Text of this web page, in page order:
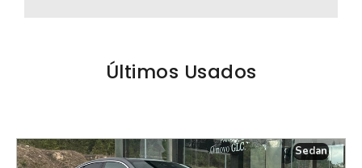
Últimos Usados
Sedan